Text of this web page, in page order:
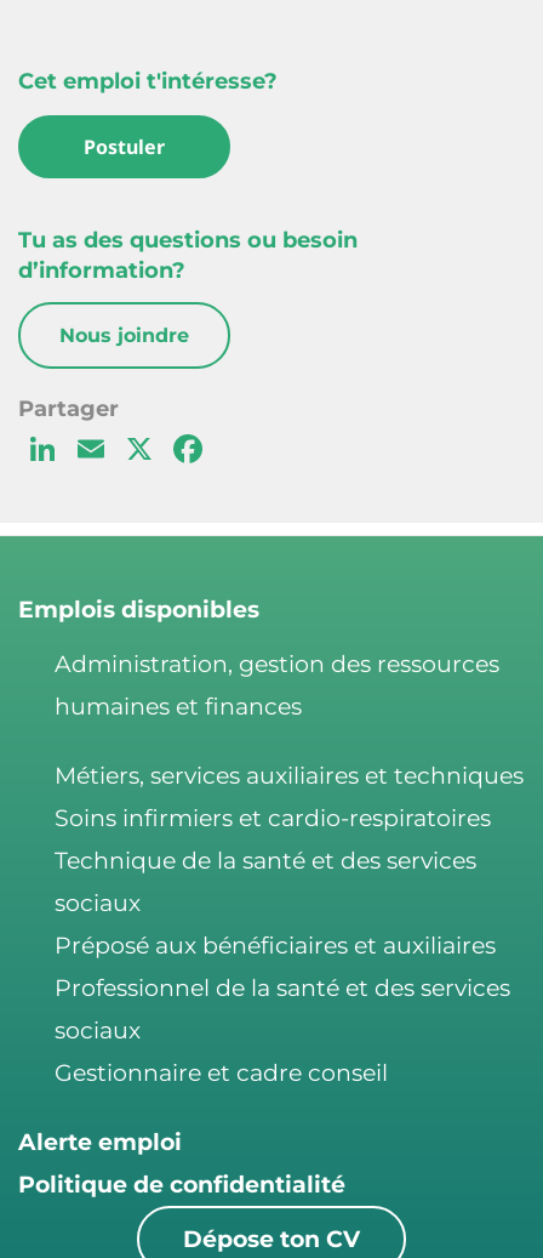
Cet emploi t'intéresse?
Postuler
Tu as des questions ou besoin
d’information?
Nous joindre
Li
k
d
I
n
E
ai
X
c
b
o
k
Emplois disponibles
Administration, gestion des ressources
humaines et finances
Métiers, services auxiliaires et techniques
Soins infirmiers et cardio-respiratoires
Technique de la santé et des services
sociaux
Préposé aux bénéficiaires et auxiliaires
Professionnel de la santé et des services
sociaux
Gestionnaire et cadre conseil
Alerte emploi
Politique de confidentialité
Dépose ton CV